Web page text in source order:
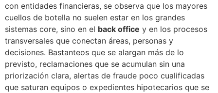
con entidades financieras, se observa que los mayores
cuellos de botella no suelen estar en los grandes
sistemas core, sino en el back office y en los procesos
transversales que conectan áreas, personas y
decisiones. Bastanteos que se alargan más de lo
previsto, reclamaciones que se acumulan sin una
priorización clara, alertas de fraude poco cualificadas
que saturan equipos o expedientes hipotecarios que se